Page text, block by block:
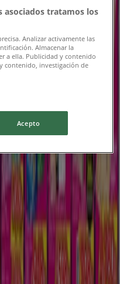
排他的な取引
asociados tratamos los
Analizar activamente las
Almacenar la
a ella. Publicidad y contenido
contenido, investigación de
Acepto